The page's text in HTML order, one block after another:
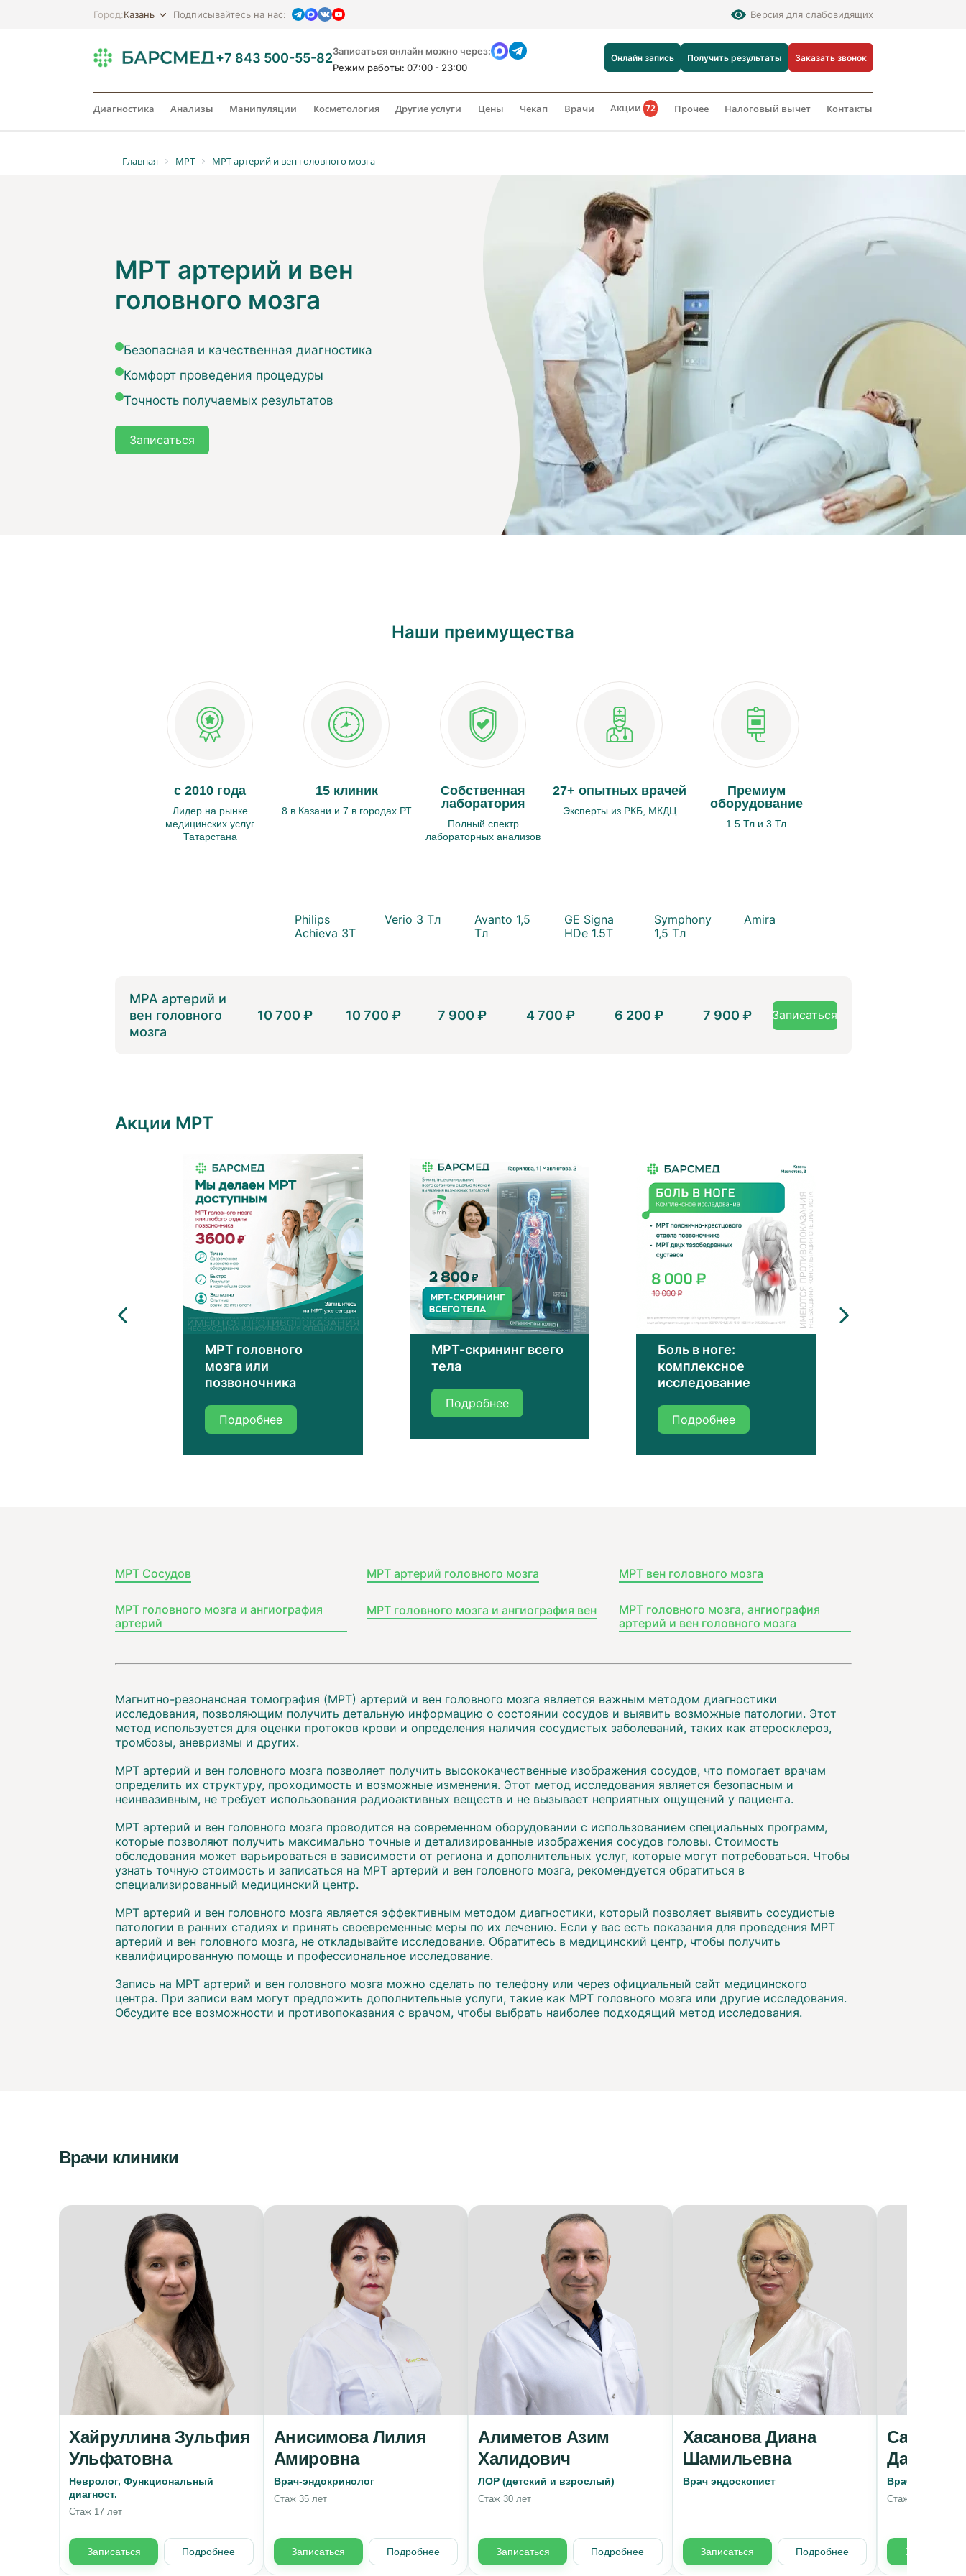
Город:Казань Подписывайтесь на нас: Версия для слабовидящих
+7 843 500-55-82Записаться онлайн можно через:
Режим работы: 07:00 - 23:00
Онлайн запись Получить результаты Заказать звонок
Диагностика Анализы Манипуляции Косметология Другие услуги Цены Чекап Врачи Акции72 Прочее Налоговый вычет Контакты
Главная МРТ МРТ артерий и вен головного мозга
МРТ артерий и вен
головного мозга
Безопасная и качественная диагностика
Комфорт проведения процедуры
Точность получаемых результатов
Записаться
Наши преимущества
с 2010 года
Лидер на рынке
медицинских услуг
Татарстана
15 клиник
8 в Казани и 7 в городах РТ
Собственная
лаборатория
Полный спектр
лабораторных анализов
27+ опытных врачей
Эксперты из РКБ, МКДЦ
Премиум
оборудование
1.5 Тл и 3 Тл
Philips
Achieva 3T
Verio 3 Тл
Avanto 1,5
Тл
GE Signa
HDe 1.5T
Symphony
1,5 Тл
Amira
МРА артерий и
вен головного
мозга
10 700 ₽ 10 700 ₽ 7 900 ₽ 4 700 ₽ 6 200 ₽ 7 900 ₽ Записаться
Акции МРТ
МРТ головного
мозга или
позвоночника
Подробнее
МРТ-скрининг всего
тела
Подробнее
Боль в ноге:
комплексное
исследование
Подробнее
МРТ Сосудов МРТ артерий головного мозга МРТ вен головного мозга
МРТ головного мозга и ангиография
артерий
МРТ головного мозга и ангиография вен
МРТ головного мозга, ангиография
артерий и вен головного мозга
Магнитно-резонансная томография (МРТ) артерий и вен головного мозга является важным методом диагностики
исследования, позволяющим получить детальную информацию о состоянии сосудов и выявить возможные патологии. Этот
метод используется для оценки протоков крови и определения наличия сосудистых заболеваний, таких как атеросклероз,
тромбозы, аневризмы и других.
МРТ артерий и вен головного мозга позволяет получить высококачественные изображения сосудов, что помогает врачам
определить их структуру, проходимость и возможные изменения. Этот метод исследования является безопасным и
неинвазивным, не требует использования радиоактивных веществ и не вызывает неприятных ощущений у пациента.
МРТ артерий и вен головного мозга проводится на современном оборудовании с использованием специальных программ,
которые позволяют получить максимально точные и детализированные изображения сосудов головы. Стоимость
обследования может варьироваться в зависимости от региона и дополнительных услуг, которые могут потребоваться. Чтобы
узнать точную стоимость и записаться на МРТ артерий и вен головного мозга, рекомендуется обратиться в
специализированный медицинский центр.
МРТ артерий и вен головного мозга является эффективным методом диагностики, который позволяет выявить сосудистые
патологии в ранних стадиях и принять своевременные меры по их лечению. Если у вас есть показания для проведения МРТ
артерий и вен головного мозга, не откладывайте исследование. Обратитесь в медицинский центр, чтобы получить
квалифицированную помощь и профессиональное исследование.
Запись на МРТ артерий и вен головного мозга можно сделать по телефону или через официальный сайт медицинского
центра. При записи вам могут предложить дополнительные услуги, такие как МРТ головного мозга или другие исследования.
Обсудите все возможности и противопоказания с врачом, чтобы выбрать наиболее подходящий метод исследования.
Врачи клиники
Хайруллина Зульфия
Ульфатовна
Невролог, Функциональный
диагност.
Стаж 17 лет
Записаться Подробнее
Анисимова Лилия
Амировна
Врач-эндокринолог
Стаж 35 лет
Записаться Подробнее
Алиметов Азим
Халидович
ЛОР (детский и взрослый)
Стаж 30 лет
Записаться Подробнее
Хасанова Диана
Шамильевна
Врач эндоскопист
Записаться Подробнее
Салимов
Врач
Стаж 4 года
Записаться